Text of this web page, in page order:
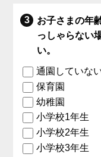
お子さまの年
っしゃらない
い。
通園していな
保育園
幼稚園
小学校1年生
小学校2年生
小学校3年生